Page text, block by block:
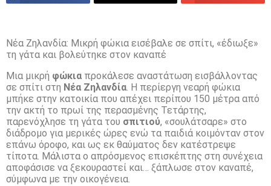
Νέα Ζηλανδία: Μικρή φώκια εισέβαλε σε σπίτι, «έδιωξε»
τη γάτα και βολεύτηκε στον καναπέ
Μια μικρή φώκια προκάλεσε αναστάτωση εισβάλλοντας
σε σπίτι στη Νέα Ζηλανδία. Η περίεργη νεαρή φώκια
μπήκε στην κατοικία που απέχει περίπου 150 μέτρα από
την ακτή το πρωί της περασμένης Τετάρτης,
παρενόχλησε τη γάτα του σπιτιού, «σουλάτσαρε» στο
διάδρομο για μερικές ώρες ενώ τα παιδιά κοιμόνταν στον
επάνω όροφο, και ως εκ θαύματος δεν κατέστρεψε
τίποτα. Μάλιστα ο απρόσμενος επισκέπτης στη συνέχεια
αποφάσισε να ξεκουραστεί και… ξάπλωσε στον καναπέ,
σύμφωνα με την οικογένεια.